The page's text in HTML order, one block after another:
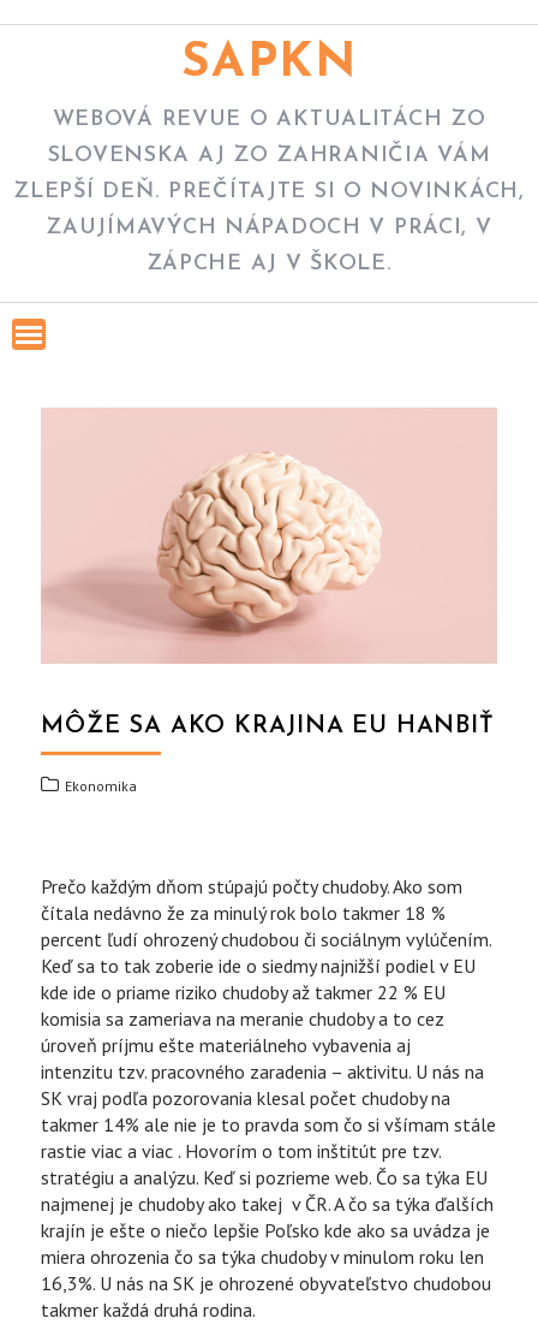
SAPKN
WEBOVÁ REVUE O AKTUALITÁCH ZO
SLOVENSKA AJ ZO ZAHRANIČIA VÁM
ZLEPŠÍ DEŇ. PREČÍTAJTE SI O NOVINKÁCH,
ZAUJÍMAVÝCH NÁPADOCH V PRÁCI, V
ZÁPCHE AJ V ŠKOLE.
MÔŽE SA AKO KRAJINA EU HANBIŤ
Ekonomika
Prečo každým dňom stúpajú počty chudoby. Ako som
čítala nedávno že za minulý rok bolo takmer 18 %
percent ľudí ohrozený chudobou či sociálnym vylúčením.
Keď sa to tak zoberie ide o siedmy najnižší podiel v EU
kde ide o priame riziko chudoby až takmer 22 % EU
komisia sa zameriava na meranie chudoby a to cez
úroveň príjmu ešte materiálneho vybavenia aj
intenzitu tzv. pracovného zaradenia – aktivitu. U nás na
SK vraj podľa pozorovania klesal počet chudoby na
takmer 14% ale nie je to pravda som čo si všímam stále
rastie viac a viac . Hovorím o tom inštitút pre tzv.
stratégiu a analýzu. Keď si pozrieme web. Čo sa týka EU
najmenej je chudoby ako takej v ČR. A čo sa týka ďalších
krajín je ešte o niečo lepšie Poľsko kde ako sa uvádza je
miera ohrozenia čo sa týka chudoby v minulom roku len
16,3%. U nás na SK je ohrozené obyvateľstvo chudobou
takmer každá druhá rodina.